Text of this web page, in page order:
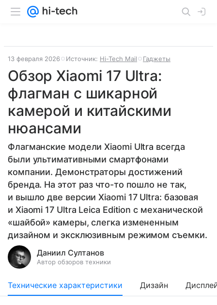
13 февраля 2026 Источник: Hi-Tech Mail Гаджеты
Обзор Xiaomi 17 Ultra:
флагман с шикарной
камерой и китайскими
нюансами
Флагманские модели Xiaomi Ultra всегда
были ультимативными смартфонами
компании. Демонстраторы достижений
бренда. На этот раз что-то пошло не так,
и вышло две версии Xiaomi 17 Ultra: базовая
и Xiaomi 17 Ultra Leica Edition с механической
«шайбой» камеры, слегка измененным
дизайном и эксклюзивным режимом съемки.
Даниил Султанов
Автор обзоров техники
Технические характеристики Дизайн